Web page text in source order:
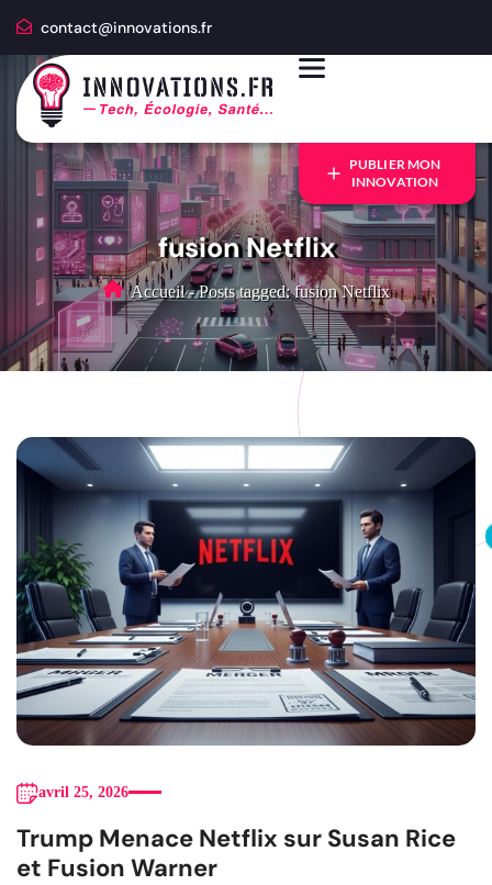
contact@innovations.fr
PUBLIER MON
INNOVATION
fusion Netflix
Accueil - Posts tagged: fusion Netflix
avril 25, 2026
Trump Menace Netflix sur Susan Rice
et Fusion Warner